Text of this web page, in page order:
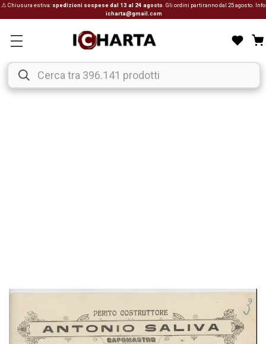
⚠ Chiusura estiva: spedizioni sospese dal 13 al 24 agosto . Gli ordini partiranno dal 25 agosto. Info:
icharta@gmail.com